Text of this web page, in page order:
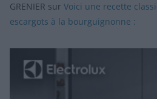
GRENIER sur Voici une recette
escargots à la bourguignonne :